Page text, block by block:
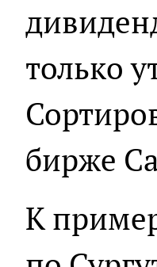
только
бирже
К